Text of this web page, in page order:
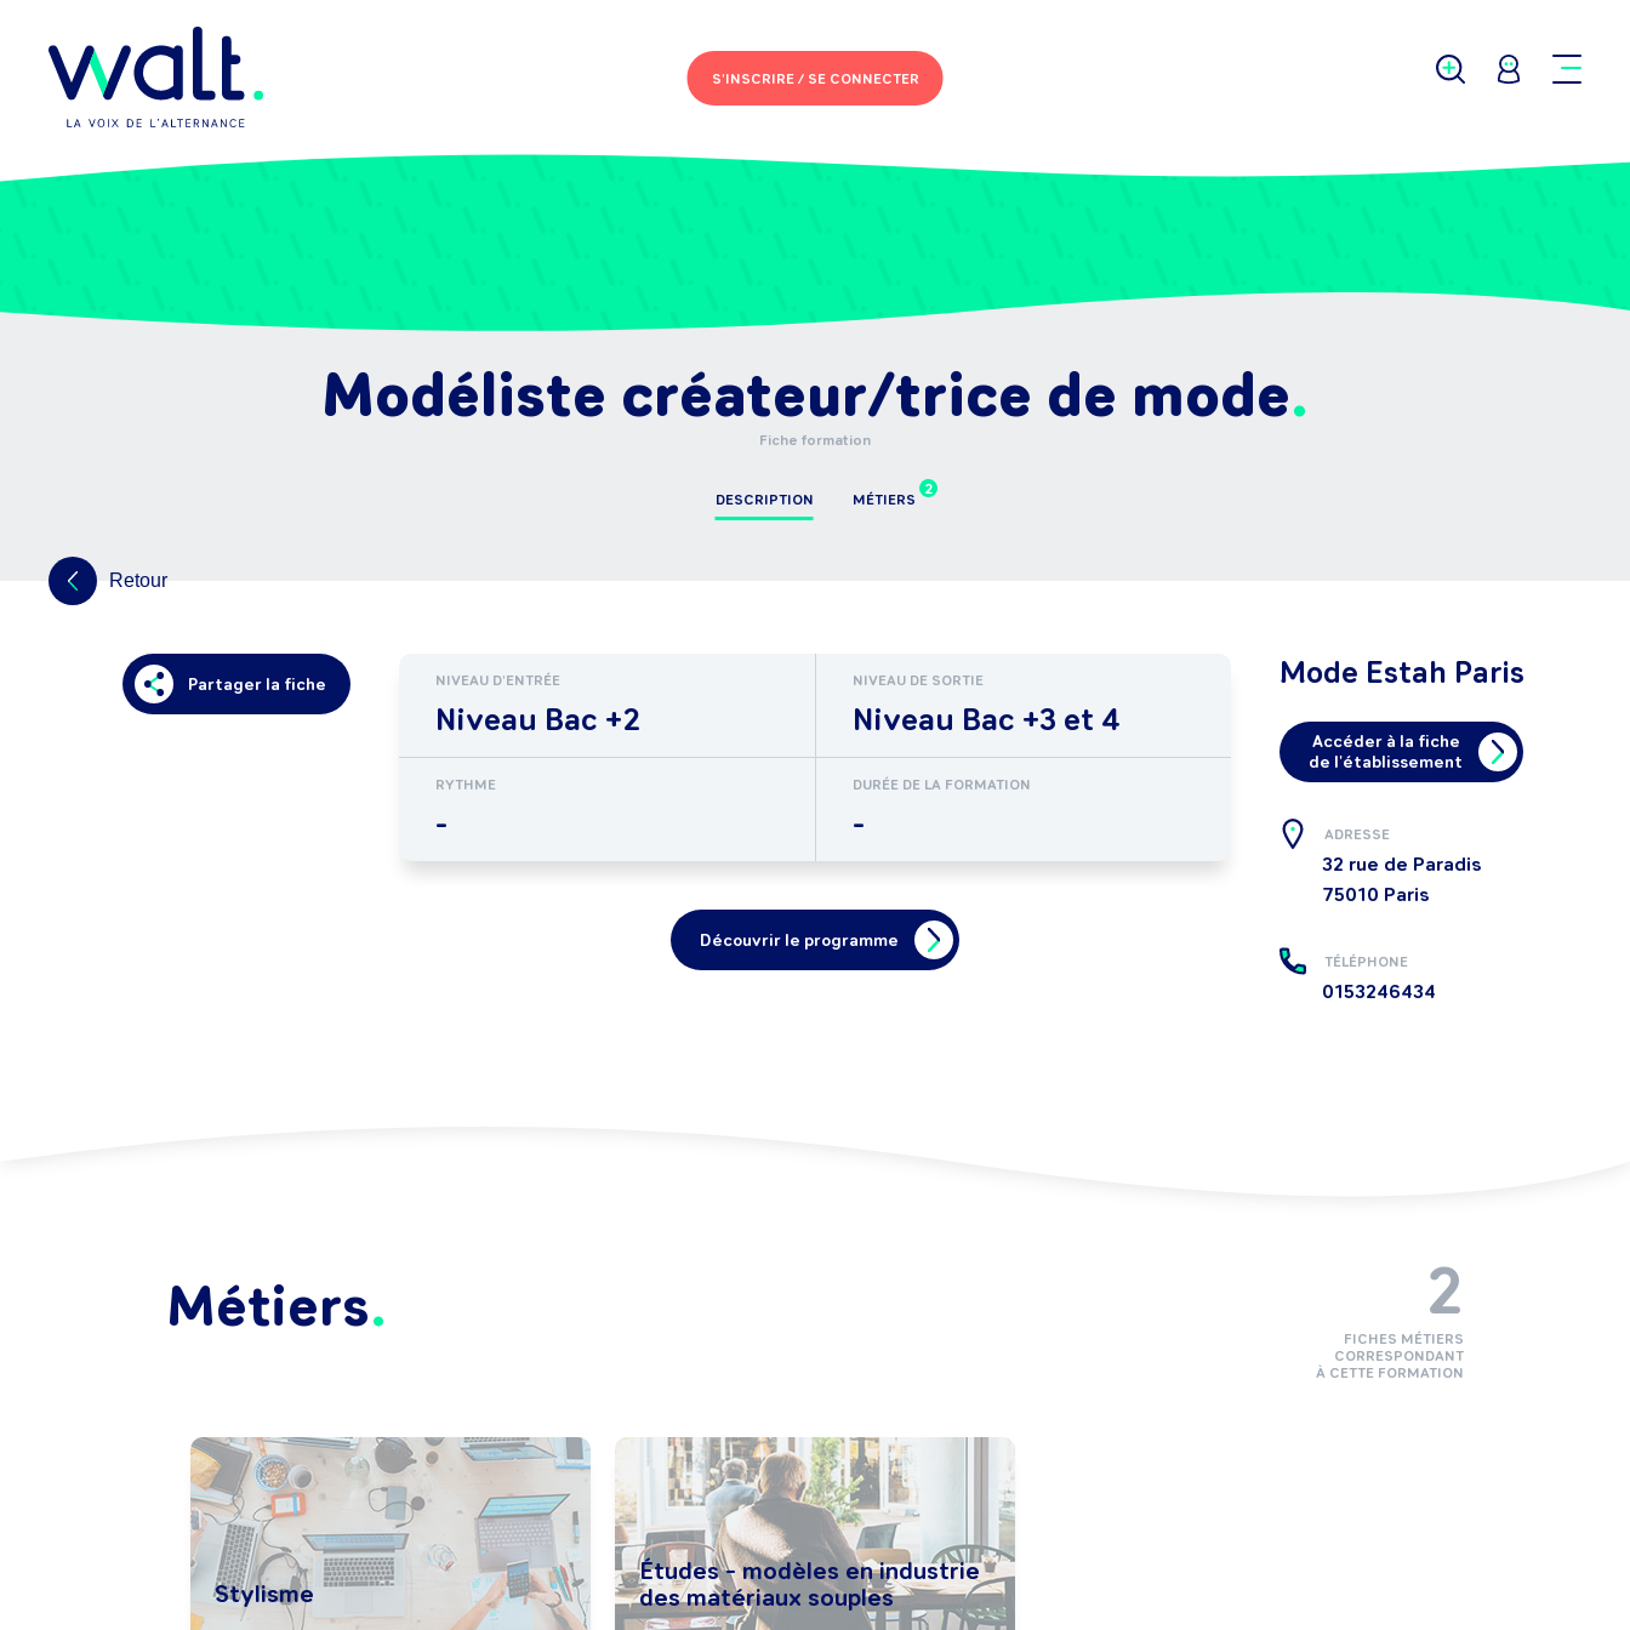
S'INSCRIRE /SE CONNECTER
Modéliste créateur/trice de mode
Fiche formation
DESCRIPTION
2
MÉTIERS
Retour
Partager la fiche NIVEAU D'ENTRÉE
Niveau Bac +2
NIVEAU DE SORTIE
Niveau Bac +3 et 4
RYTHME
-
DURÉE DE LA FORMATION
-
Découvrir le programme
Mode Estah Paris
Accéder à la fiche
de l'établissement
ADRESSE
32 rue de Paradis
75010 Paris
TÉLÉPHONE
0153246434
Métiers
Stylisme
Études - modèles en industrie
des matériaux souples
2
FICHES MÉTIERS
CORRESPONDANT
À CETTE FORMATION